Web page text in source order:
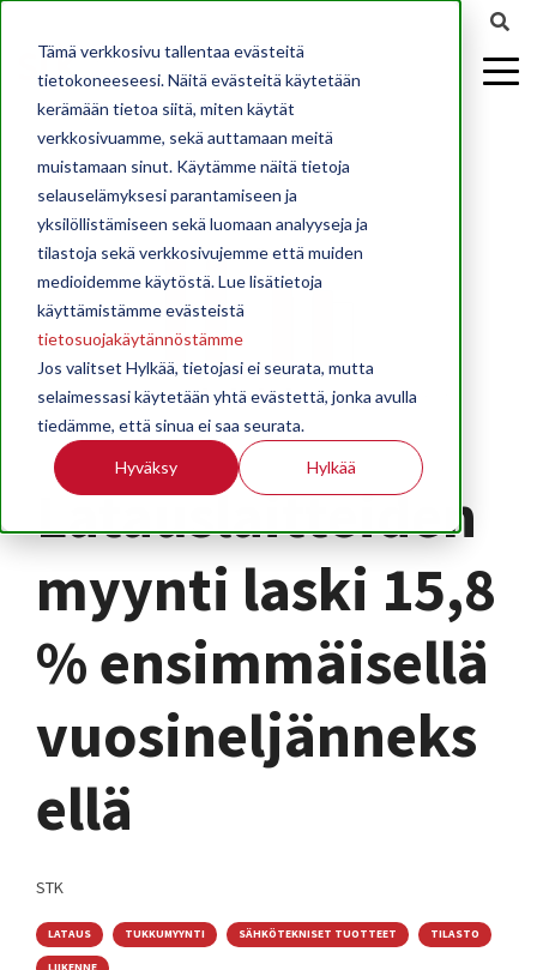
Tämä verkkosivu tallentaa evästeitä
tietokoneeseesi. Näitä evästeitä käytetään
kerämään tietoa siitä, miten käytät
verkkosivuamme, sekä auttamaan meitä
muistamaan sinut. Käytämme näitä tietoja
selauselämyksesi parantamiseen ja
yksilöllistämiseen sekä luomaan analyyseja ja
tilastoja sekä verkkosivujemme että muiden
medioidemme käytöstä. Lue lisätietoja
käyttämistämme evästeistä
tietosuojakäytännöstämme
Jos valitset Hylkää, tietojasi ei seurata, mutta
selaimessasi käytetään yhtä evästettä, jonka avulla
tiedämme, että sinua ei saa seurata.
Hyväksy Hylkää
Latauslaitteiden
myynti laski 15,8
% ensimmäisellä
vuosineljänneks
ellä
STK
LATAUS TUKKUMYYNTI SÄHKÖTEKNISET TUOTTEET TILASTO